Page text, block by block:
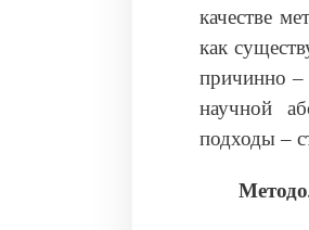
качестве
как
причинно –
научной
подходы –